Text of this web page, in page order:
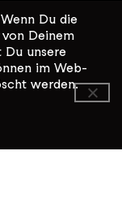
Du die
Deinem
unsere
im Web-
werden.